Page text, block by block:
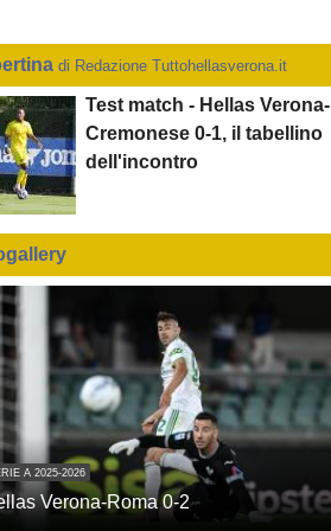
di Redazione Tuttohellasverona.it
Test match - Hellas Verona-
Cremonese 0-1, il tabellino
dell'incontro
A 2025-2026
Verona-Roma 0-2